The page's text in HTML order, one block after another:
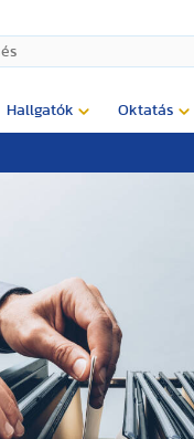
Hallgatók Oktatás